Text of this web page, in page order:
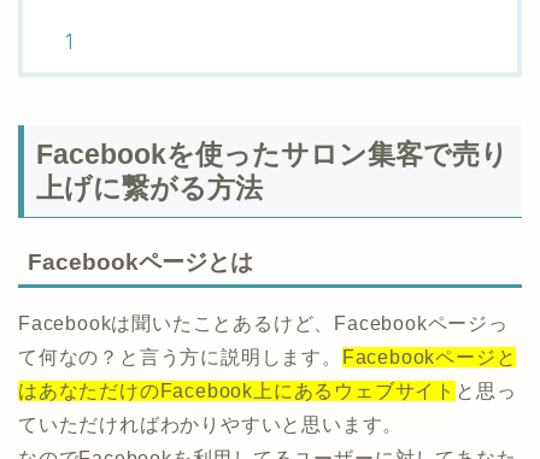
Facebookを使ったサロン集客で売り
上げに繋がる方法
Facebookページとは
Facebookは聞いたことあるけど、Facebookページっ
て何なの？と言う方に説明します。
Facebookページと
はあなただけのFacebook上にあるウェブサイト と思っ
ていただければわかりやすいと思います。